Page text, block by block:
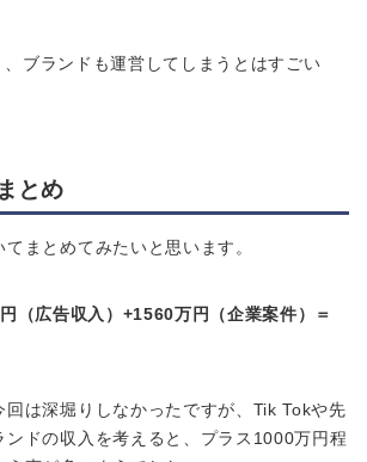
ブランドも運営してしまうとはすごい
とめ
まとめてみたいと思います。
広告収入）+1560万円（企業案件）＝
回は深堀りしなかったですが、Tik Tokや先
ンドの収入を考えると、プラス1000万円程